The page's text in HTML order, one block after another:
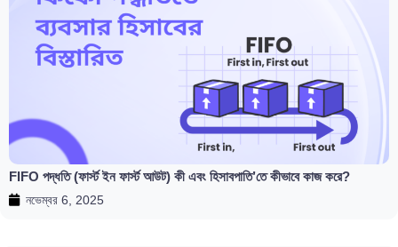
FIFO পদ্ধতি (ফার্স্ট ইন ফার্স্ট আউট) কী এবং হিসাবপাতি’তে কীভাবে কাজ করে?
নভেম্বর 6, 2025